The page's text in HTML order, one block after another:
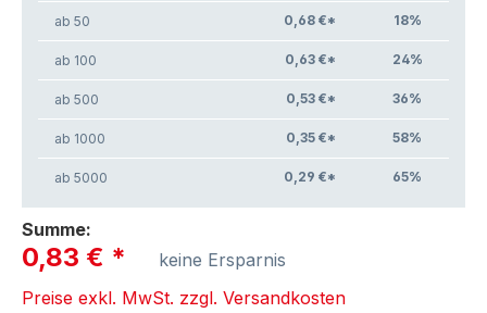
ab 50 0,68 €* 18%
ab 100 0,63 €* 24%
ab 500 0,53 €* 36%
ab 1000 0,35 €* 58%
ab 5000 0,29 €* 65%
Summe:
0,83 € *
keine Ersparnis
Preise exkl. MwSt. zzgl. Versandkosten